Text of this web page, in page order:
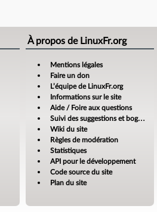
À propos de LinuxFr.org
Mentions légales
Faire un don
L’équipe de LinuxFr.org
Informations sur le site
Aide / Foire aux questions
Suivi des suggestions et bogues
Wiki du site
Règles de modération
Statistiques
API pour le développement
Code source du site
Plan du site